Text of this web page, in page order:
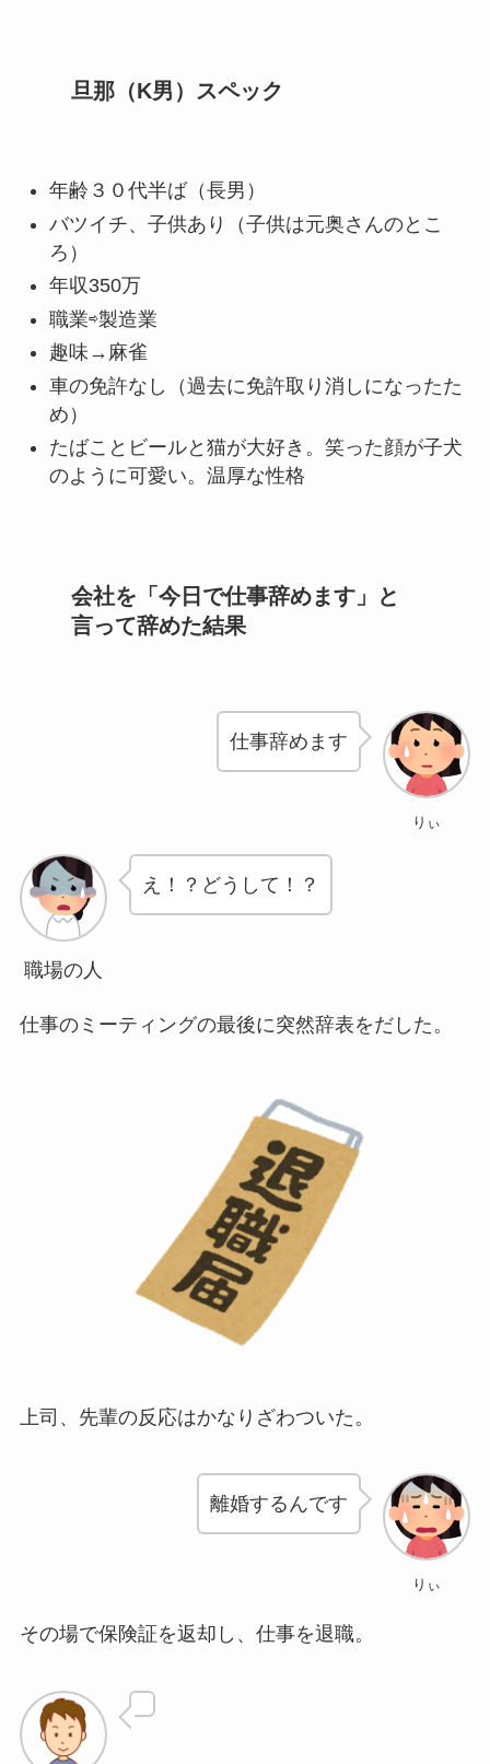
旦那（K男）スペック
年齢３０代半ば（長男）
バツイチ、子供あり（子供は元奥さんのとこ
ろ）
年収350万
職業⇨製造業
趣味→麻雀
車の免許なし（過去に免許取り消しになったた
め）
たばことビールと猫が大好き。笑った顔が子犬
のように可愛い。温厚な性格
会社を「今日で仕事辞めます」と
言って辞めた結果
りぃ
仕事辞めます
職場の人
え！？どうして！？
仕事のミーティングの最後に突然辞表をだした。
上司、先輩の反応はかなりざわついた。
りぃ
離婚するんです
その場で保険証を返却し、仕事を退職。